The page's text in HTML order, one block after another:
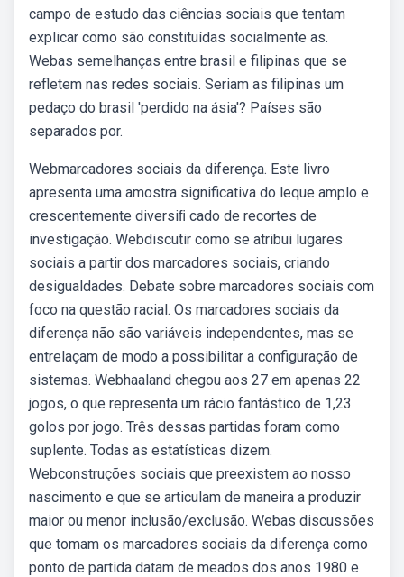
campo de estudo das ciências sociais que tentam
explicar como são constituídas socialmente as.
Webas semelhanças entre brasil e filipinas que se
refletem nas redes sociais. Seriam as filipinas um
pedaço do brasil 'perdido na ásia'? Países são
separados por.
Webmarcadores sociais da diferença. Este livro
apresenta uma amostra significativa do leque amplo e
crescentemente diversiﬁ cado de recortes de
investigação. Webdiscutir como se atribui lugares
sociais a partir dos marcadores sociais, criando
desigualdades. Debate sobre marcadores sociais com
foco na questão racial. Os marcadores sociais da
diferença não são variáveis independentes, mas se
entrelaçam de modo a possibilitar a configuração de
sistemas. Webhaaland chegou aos 27 em apenas 22
jogos, o que representa um rácio fantástico de 1,23
golos por jogo. Três dessas partidas foram como
suplente. Todas as estatísticas dizem.
Webconstruções sociais que preexistem ao nosso
nascimento e que se articulam de maneira a produzir
maior ou menor inclusão/exclusão. Webas discussões
que tomam os marcadores sociais da diferença como
ponto de partida datam de meados dos anos 1980 e